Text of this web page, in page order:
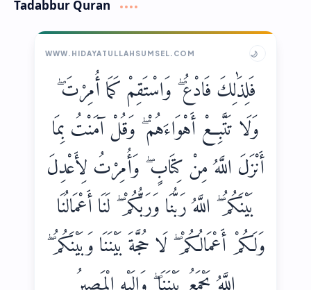
Tadabbur Quran
WWW.HIDAYATULLAHSUMSEL.COM 🌙
فَلِذَٰلِكَ فَادْعُ ۖ وَاسْتَقِمْ كَمَا أُمِرْتَ ۖ
وَلَا تَتَّبِعْ أَهْوَاءَهُمْ ۖ وَقُلْ آمَنْتُ بِمَا
أَنْزَلَ اللَّهُ مِنْ كِتَابٍ ۖ وَأُمِرْتُ لِأَعْدِلَ
بَيْنَكُمُ ۖ اللَّهُ رَبُّنَا وَرَبُّكُمْ ۖ لَنَا أَعْمَالُنَا
وَلَكُمْ أَعْمَالُكُمْ ۖ لَا حُجَّةَ بَيْنَنَا وَبَيْنَكُمُ ۖ